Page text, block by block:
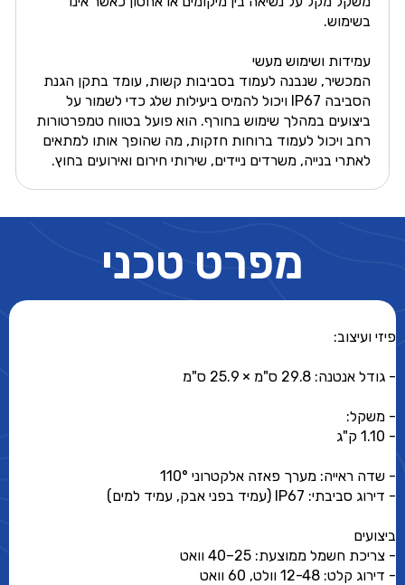
בשימוש.
עמידות ושימוש מעשי
המכשיר, שנבנה לעמוד בסביבות קשות, עומד בתקן הגנת
הסביבה IP67 ויכול להמיס ביעילות שלג כדי לשמור על
ביצועים במהלך שימוש בחורף. הוא פועל בטווח טמפרטורות
רחב ויכול לעמוד ברוחות חזקות, מה שהופך אותו למתאים
לאתרי בנייה, משרדים ניידים, שירותי חירום ואירועים בחוץ.
מפרט טכני
פיזי ועיצוב:
- גודל אנטנה: 29.8 ס"מ × 25.9 ס"מ
- משקל:
- 1.10 ק"ג
- שדה ראייה: מערך פאזה אלקטרוני 110°
- דירוג סביבתי: IP67 (עמיד בפני אבק, עמיד למים)
ביצועים
- צריכת חשמל ממוצעת: 25–40 וואט
- דירוג קלט: 12-48 וולט, 60 וואט